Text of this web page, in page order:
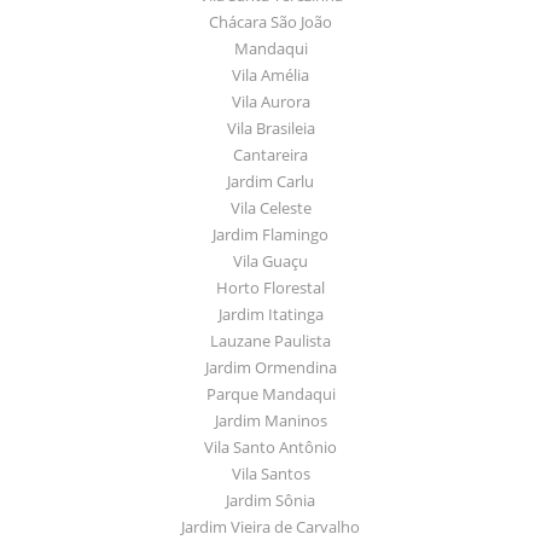
Chácara São João
Mandaqui
Vila Amélia
Vila Aurora
Vila Brasileia
Cantareira
Jardim Carlu
Vila Celeste
Jardim Flamingo
Vila Guaçu
Horto Florestal
Jardim Itatinga
Lauzane Paulista
Jardim Ormendina
Parque Mandaqui
Jardim Maninos
Vila Santo Antônio
Vila Santos
Jardim Sônia
Jardim Vieira de Carvalho